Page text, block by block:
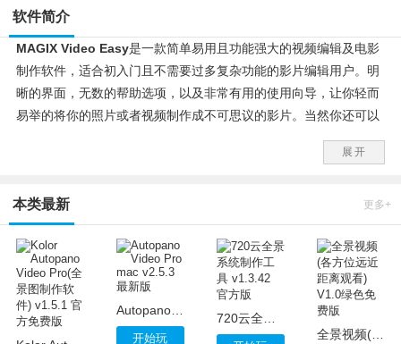
软件简介
MAGIX Video Easy是一款简单易用且功能强大的视频编辑及电影
制作软件，适合初入门且不需要过多复杂功能的影片编辑用户。明
晰的界面，无数的帮助选项，以及非常有用的使用向导，让你轻而
易举的将你的照片或者视频制作成不可思议的影片。当然你还可以
个性化编辑你的影片，添加画面间的过渡效果，添加视频特效，文
字，你自己的评论，以及背景音乐，甚至是一键优化视频图像的质
展开
本类最新 更多+
Autopano Video Pro mac v2.5.3 最新版
开始玩
720云全景系统制作工具 v1.3.42 官方版
全景视频(各方位远近距离观看) V1.0绿色免费版